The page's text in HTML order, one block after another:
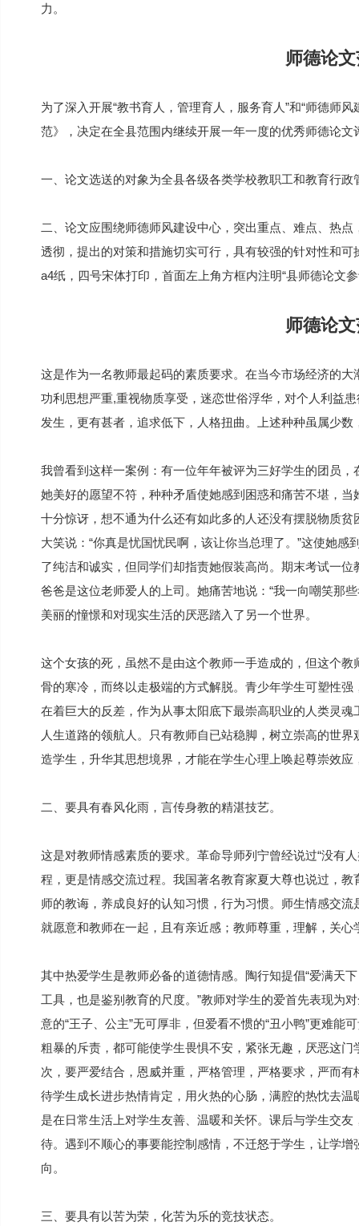
力。
师德论
为了深入开展“教书育人，管理育人，服务育人”和“师德师
范》，决定在全县范围内继续开展一年一度的优秀师德论
一、论文选送的对象为全县各级各类学校教职工和教育行政
二、论文应围绕师德师风建设中心，突出重点、难点、热
透彻，提出的对策和措施切实可行，具有较强的针对性和
a4纸，四号宋体打印，首面左上角方框内注明“县师德论文
师德论
这是作为一名教师最起码的素质要求。在当今市场经济的
功利思想严重,重视物质享受，迷恋世俗浮华，对个人利益
发生，更有甚者，追求低下，人格扭曲。上述种种虽属少
我曾看到这样一案例：有一位年年被评为三好学生的团员
她美好的愿望不符，种种矛盾使她感到困惑和痛苦不堪，
十分惊讶，想不通为什么还有如此多的人还没有摆脱物质
大笑说：“你真是忧国忧民啊，该让你当总理了。”这使她
了纯洁和诚实，但同学们却指责她假装高尚。期末考试一
爸爸是这位老师爱人的上司。她痛苦地说：“我一向嘲笑那
美丽的憧憬和对现实生活的厌恶踏入了另一个世界。
这个女孩的死，虽然不是由这个教师一手造成的，但这个
骨的寒冷，而终以走极端的方式解脱。青少年学生可塑性
在着巨大的反差，作为从事太阳底下最崇高职业的人类灵
人生道路的领航人。只有教师自已站稳脚，树立崇高的世
造学生，升华其思想境界，才能在学生心理上唤起尊崇效应
二、要具有春风化雨，言传身教的精湛技艺。
这是对教师情感素质的要求。革命导师列宁曾经说过“没有
程，更是情感交流过程。我国著名教育家夏大尊也说过，
师的教诲，养成良好的认知习惯，行为习惯。师生情感交
就愿意和教师在一起，且有亲近感；教师尊重，理解，关
其中热爱学生是教师必备的道德情感。陶行知提倡“爱满天
工具，也是鉴别教育的尺度。”教师对学生的爱首先表现为
意的“王子、公主”无可厚非，但爱看不惯的“丑小鸭”更难能
粗暴的斥责，都可能使学生畏惧不安，紧张无趣，厌恶这
次，要严爱结合，恩威并重，严格管理，严格要求，严而
待学生成长进步热情肯定，用火热的心肠，满腔的热忱去
是在日常生活上对学生友善、温暖和关怀。课后与学生交
待。遇到不顺心的事要能控制感情，不迁怒于学生，让学
向。
三、要具有以苦为荣，化苦为乐的竞技状态。